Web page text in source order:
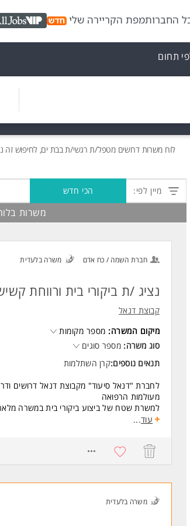
החברותמפת הקריירה שלי VIP
תחום
לוח משרותדרושים מטפל/ת רגשי/ת בבת ים, לחיפוש זה
מיין לפי: הכי חדש
משרות
חברת השמה / כח אדם משרה בלעדית
נציג /ת ביקורי בית ורווחת
קבוצת דנאל
מיקום המשרה: מספר מקומות
סוג משרה: מספר סוגים
תנאים נוספים:קרן השתלמות
לחברת "דנאל סיעוד" מקבוצת דנאל דרושים
מעולמות הרפואה
למשרת שטח של ביצוע ביקורי בית במשרה
בסניף כפר סבא.
- ביצוע ביקורי בית לצורך בקרה ומעקב בבתי
- סיוע במיצוי זכויות מול ביטוח לאומי.
- ניהול לו"ז באופן עצמאי בזמן שלך בקצב שלך!
*הכשרות והדרכות מקצועיות לכל אורך
עוד...
משרה בלעדית